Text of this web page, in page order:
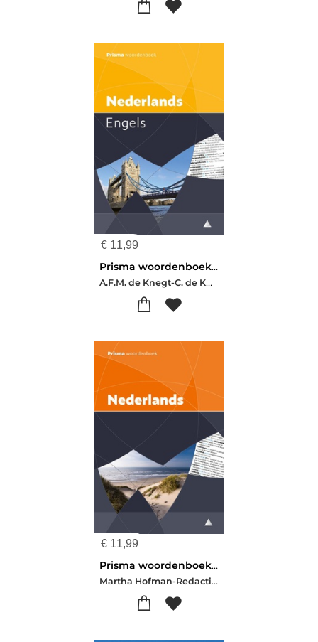
€ 11,99
Prisma woordenboek Nederlands-Engels
A.F.M. de Knegt-C. de Knegt-Bos-Prue Gargano
€ 11,99
Prisma woordenboek Nederlands
Martha Hofman-Redactie Prisma